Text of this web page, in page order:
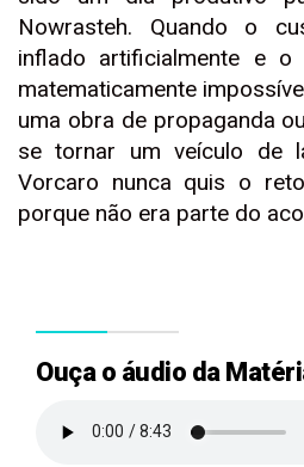
Nowrasteh. Quando o
inflado artificialmente e
matematicamente
uma obra de propaganda
se tornar um veículo de
Vorcaro nunca quis o
porque não era parte do
Ouça o áudio da